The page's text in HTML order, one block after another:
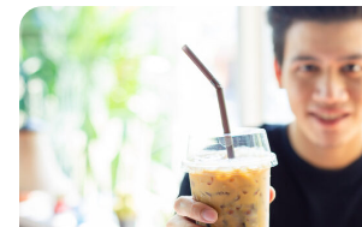
Bayar luar negeri pakai kartu kredit
Kartu Kredit Bisnis
Paper Card
Satu kartu untuk bisnis & personal
Paper Horizon
Kartu korporat expense terlengkap
Kumpulan tips dan informasi bisnis